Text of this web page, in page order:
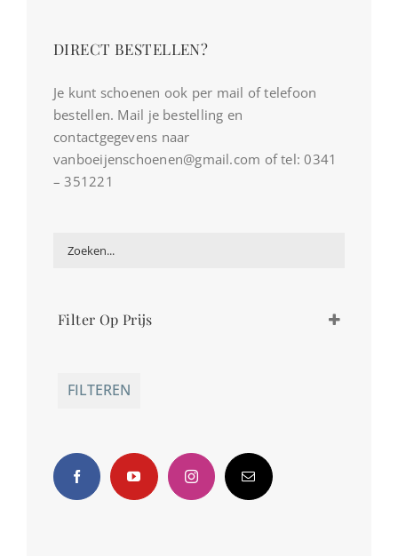
DIRECT BESTELLEN?
Je kunt schoenen ook per mail of telefoon
bestellen. Mail je bestelling en
contactgegevens naar
vanboeijenschoenen@gmail.com of tel: 0341
– 351221
Filter Op Prijs
FILTEREN